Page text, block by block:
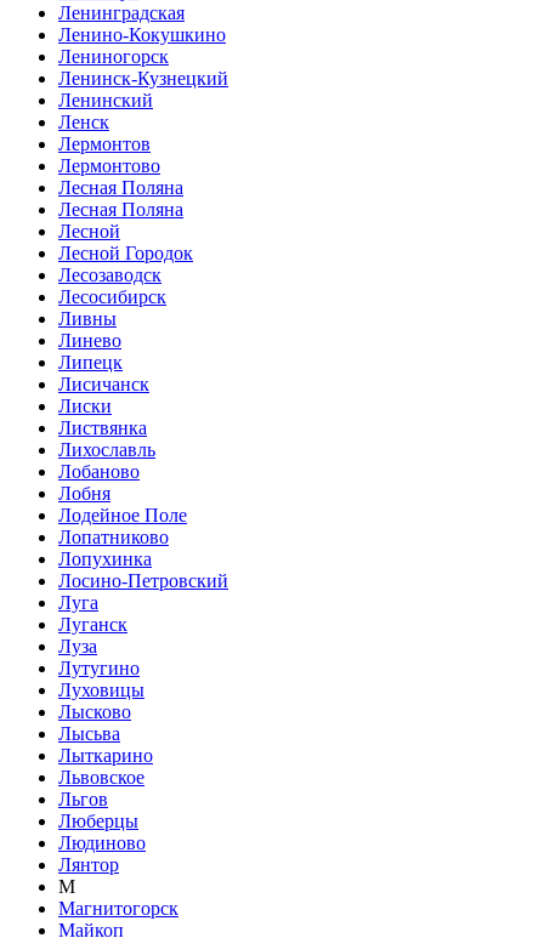
Ленинградская
Ленино-Кокушкино
Лениногорск
Ленинск-Кузнецкий
Ленинский
Ленск
Лермонтов
Лермонтово
Лесная Поляна
Лесная Поляна
Лесной
Лесной Городок
Лесозаводск
Лесосибирск
Ливны
Линево
Липецк
Лисичанск
Лиски
Листвянка
Лихославль
Лобаново
Лобня
Лодейное Поле
Лопатниково
Лопухинка
Лосино-Петровский
Луга
Луганск
Луза
Лутугино
Луховицы
Лысково
Лысьва
Лыткарино
Львовское
Льгов
Люберцы
Людиново
Лянтор
М
Магнитогорск
Майкоп